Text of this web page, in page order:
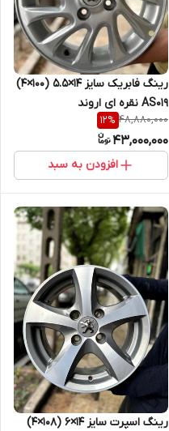
رینگ فابریک سایز ۱۴×۵.۵ (۱۰۰×۴)
AS۰۱۹ نقره ای اروند
48,880,000
12%
43,000,000
افزودن به سبد
رینگ اسپرت سایز ۱۴×۶ (۱۰۸×۴)